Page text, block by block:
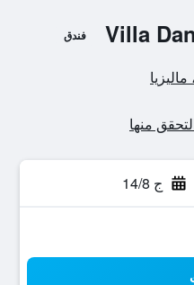
Villa فندق
ج 14/8